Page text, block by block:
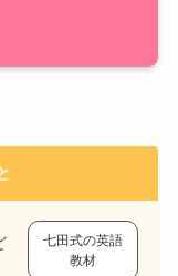
七田式の英語
教材